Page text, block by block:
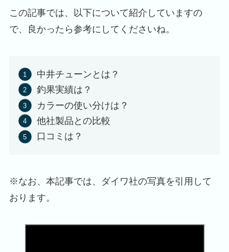
この記事では、以下について紹介していますの
で、良かったら参考にしてくださいね。
中井チューンとは？
釣果実績は？
カラーの使い分けは？
他社製品との比較
口コミは？
※なお、本記事では、ダイワ社の写真を引用して
おります。